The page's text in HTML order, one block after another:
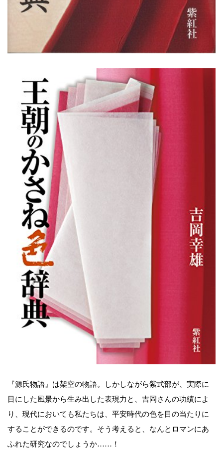
『源氏物語』は架空の物語。しかしながら紫式部が、実際に
目にした風景から生み出した表現力と、吉岡さんの功績によ
り、現代においても私たちは、平安時代の色を目の当たりに
することができるのです。そう考えると、なんとロマンにあ
ふれた研究なのでしょうか……！